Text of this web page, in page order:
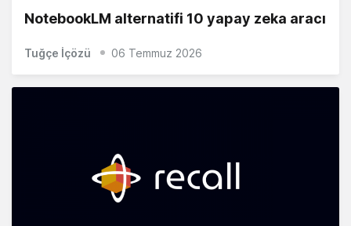
NotebookLM alternatifi 10 yapay zeka aracı
Tuğçe İçözü 06 Temmuz 2026